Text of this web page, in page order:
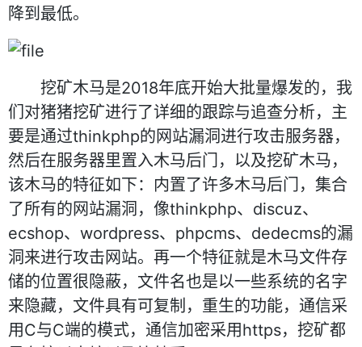
降到最低。
挖矿木马是2018年底开始大批量爆发的，我
们对猪猪挖矿进行了详细的跟踪与追查分析，主
要是通过thinkphp的网站漏洞进行攻击服务器，
然后在服务器里置入木马后门，以及挖矿木马，
该木马的特征如下：内置了许多木马后门，集合
了所有的网站漏洞，像thinkphp、discuz、
ecshop、wordpress、phpcms、dedecms的漏
洞来进行攻击网站。再一个特征就是木马文件存
储的位置很隐蔽，文件名也是以一些系统的名字
来隐藏，文件具有可复制，重生的功能，通信采
用C与C端的模式，通信加密采用https，挖矿都